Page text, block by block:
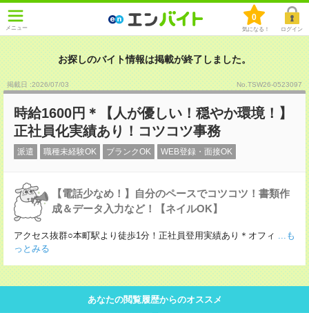
メニュー
0
気になる！ ログイン
お探しのバイト情報は掲載が終了しました。
掲載日 :2026/07/03 No.TSW26-0523097
時給1600円＊【人が優しい！穏やか環境！】
正社員化実績あり！コツコツ事務
派遣 職種未経験OK ブランクOK WEB登録・面接OK
【電話少なめ！】自分のペースでコツコツ！書類作
成＆データ入力など！【ネイルOK】
アクセス抜群○本町駅より徒歩1分！正社員登用実績あり＊オフィ ...も
っとみる
あなたの閲覧履歴からのオススメ